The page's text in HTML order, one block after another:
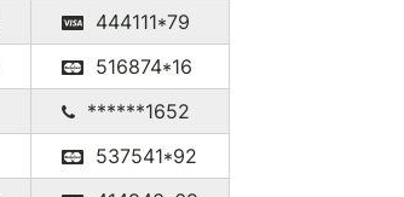
444111*79
516874*16
******1652
537541*92